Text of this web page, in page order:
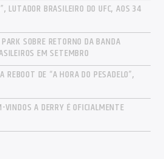
LUTADOR BRASILEIRO DO UFC, AOS 34
SOBRE RETORNO DA BANDA
EM SETEMBRO
DE “A HORA DO PESADELO”,
A DERRY É OFICIALMENTE